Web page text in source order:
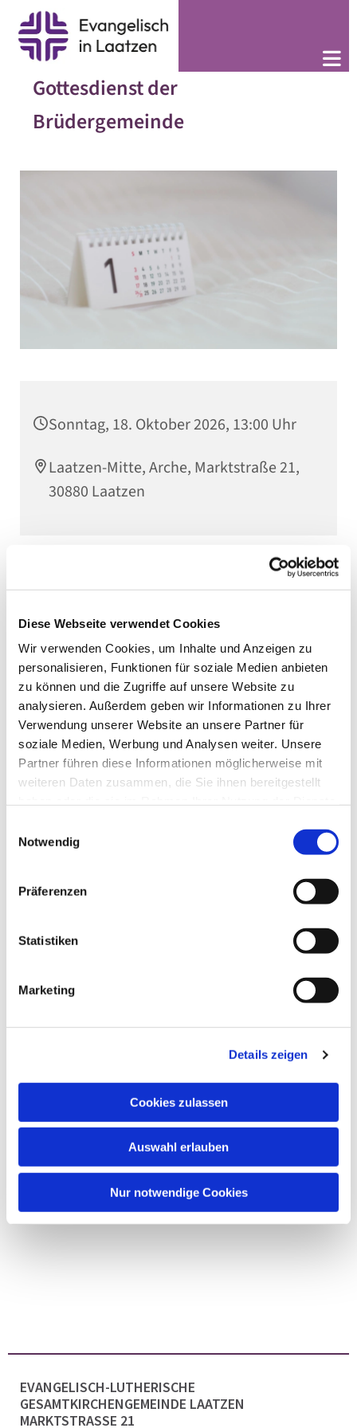
Diese Webseite verwendet Cookies
Wir verwenden Cookies, um Inhalte und Anzeigen zu
personalisieren, Funktionen für soziale Medien anbieten
zu können und die Zugriffe auf unsere Website zu
analysieren. Außerdem geben wir Informationen zu Ihrer
Verwendung unserer Website an unsere Partner für
soziale Medien, Werbung und Analysen weiter. Unsere
Partner führen diese Informationen möglicherweise mit
weiteren Daten zusammen, die Sie ihnen bereitgestellt
Notwendig
Präferenzen
Statistiken
Marketing
Details zeigen
Cookies zulassen
Auswahl erlauben
Nur notwendige Cookies
Gottesdienst der
Brüdergemeinde
Sonntag, 18. Oktober 2026, 13:00 Uhr
Laatzen-Mitte, Arche, Marktstraße 21,
30880 Laatzen
EVANGELISCH-LUTHERISCHE
GESAMTKIRCHENGEMEINDE LAATZEN
MARKTSTRASSE 21